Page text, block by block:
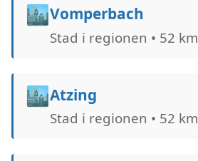
🏙️Vomperbach
Stad i regionen • 52 km
🏙️Atzing
Stad i regionen • 52 km